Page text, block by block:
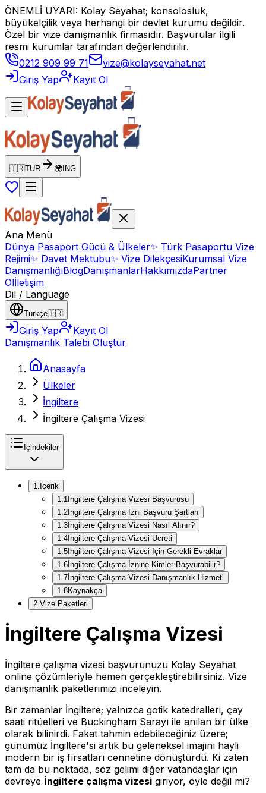
ÖNEMLİ UYARI: Kolay Seyahat; konsolosluk,
büyükelçilik veya herhangi bir devlet kurumu değildir.
Özel bir vize danışmanlık firmasıdır. Başvurular ilgili
resmi kurumlar tarafından değerlendirilir.
0212 909 99 71
vize@kolayseyahat.net
Giriş Yap
Kayıt Ol
🇹🇷TUR 🌍 ING
Ana Menü
Dünya Pasaport Gücü & Ülkeler✨ Türk Pasaportu Vize
Rejimi✨ Davet Mektubu✨ Vize DilekçesiKurumsal Vize
DanışmanlığıBlogDanışmanlarHakkımızdaPartner
Olİletişim
Dil / Language
Türkçe🇹🇷
Giriş Yap
Kayıt Ol
Danışmanlık Talebi Oluştur
Anasayfa
Ülkeler
İngiltere
İngiltere Çalışma Vizesi
İçindekiler
1. İçerik
1.1 İngiltere Çalışma Vizesi Başvurusu
1.2 İngiltere Çalışma İzni Başvuru Şartları
1.3 İngiltere Çalışma Vizesi Nasıl Alınır?
1.4 İngiltere Çalışma Vizesi Ücreti
1.5 İngiltere Çalışma Vizesi İçin Gerekli Evraklar
1.6 İngiltere Çalışma İznine Kimler Başvurabilir?
1.7 İngiltere Çalışma Vizesi Danışmanlık Hizmeti
1.8Kaynakça
2.Vize Paketleri
İngiltere Çalışma Vizesi
İngiltere çalışma vizesi başvurunuzu Kolay Seyahat
online çözümleriyle hemen gerçekleştirebilirsiniz. Vize
danışmanlık paketlerimizi inceleyin.
Bir zamanlar İngiltere; yalnızca gotik katedralleri, çay
saati ritüelleri ve Buckingham Sarayı ile anılan bir ülke
olarak bilinirdi. Fakat tahmin edebileceğiniz üzere;
günümüz İngiltere'si artık bu geleneksel imajını hayli
modern bir iş fırsatları cennetine dönüştürdü. Ki zaten
tam da bu noktada, söz gelimi diğer vatandaşlar için
devreye İngiltere çalışma vizesi giriyor, öyle değil mi?